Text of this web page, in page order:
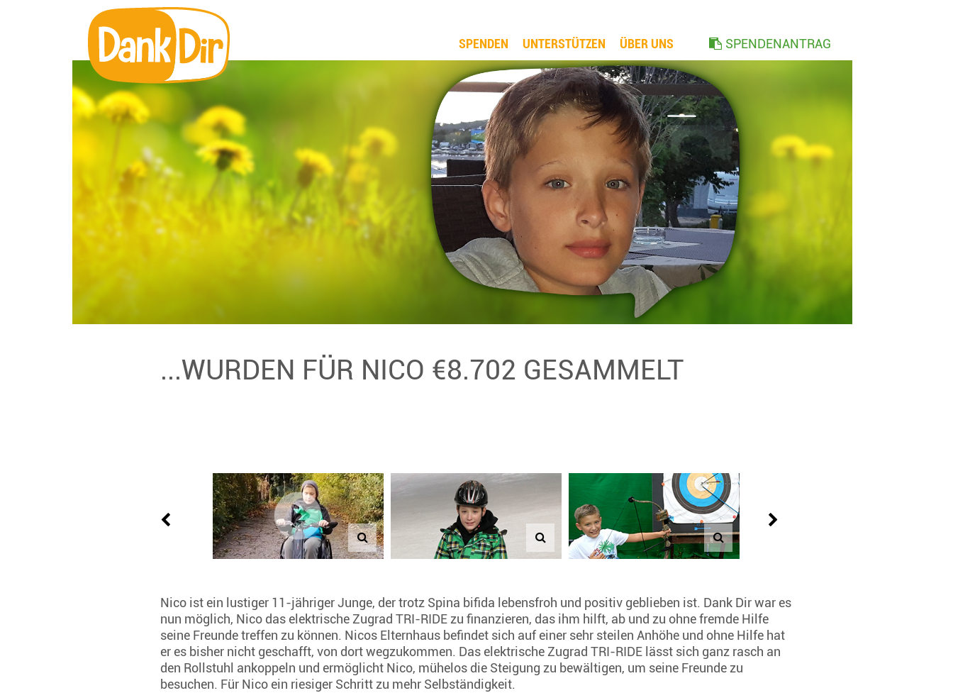
SPENDEN UNTERSTÜTZEN ÜBER UNS SPENDENANTRAG
...WURDEN FÜR NICO €8.702 GESAMMELT
Nico ist ein lustiger 11-jähriger Junge, der trotz Spina bifida lebensfroh und positiv geblieben ist. Dank Dir war es
nun möglich, Nico das elektrische Zugrad TRI-RIDE zu finanzieren, das ihm hilft, ab und zu ohne fremde Hilfe
seine Freunde treffen zu können. Nicos Elternhaus befindet sich auf einer sehr steilen Anhöhe und ohne Hilfe hat
er es bisher nicht geschafft, von dort wegzukommen. Das elektrische Zugrad TRI-RIDE lässt sich ganz rasch an
den Rollstuhl ankoppeln und ermöglicht Nico, mühelos die Steigung zu bewältigen, um seine Freunde zu
besuchen. Für Nico ein riesiger Schritt zu mehr Selbständigkeit.